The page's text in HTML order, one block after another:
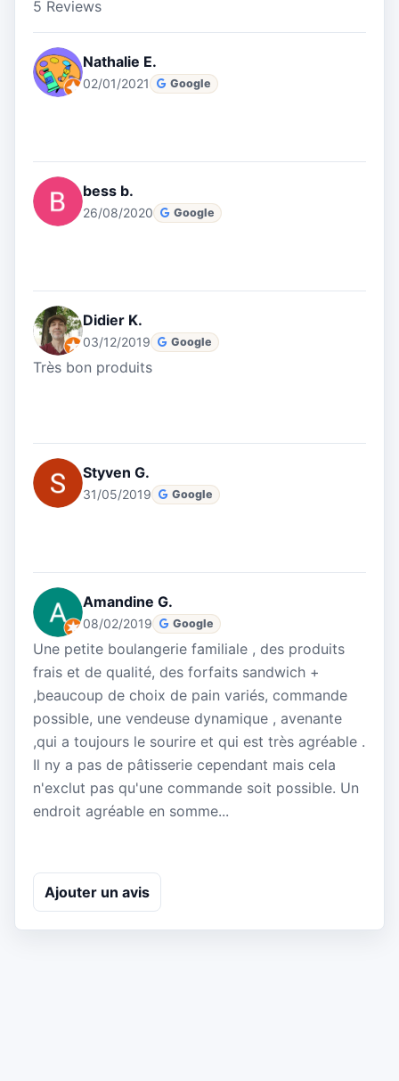
5 Reviews
Nathalie E.
02/01/2021 Google
bess b.
26/08/2020 Google
Didier K.
03/12/2019 Google
Très bon produits
Styven G.
31/05/2019 Google
Amandine G.
08/02/2019 Google
Une petite boulangerie familiale , des produits
frais et de qualité, des forfaits sandwich +
,beaucoup de choix de pain variés, commande
possible, une vendeuse dynamique , avenante
,qui a toujours le sourire et qui est très agréable .
Il ny a pas de pâtisserie cependant mais cela
n'exclut pas qu'une commande soit possible. Un
endroit agréable en somme...
Ajouter un avis